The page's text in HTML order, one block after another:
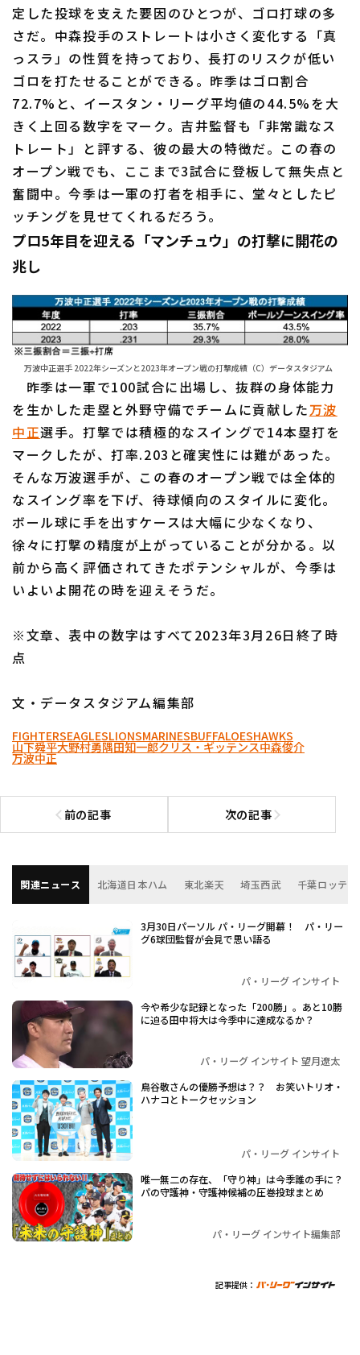
定した投球を支えた要因のひとつが、ゴロ打球の多
さだ。中森投手のストレートは小さく変化する「真
っスラ」の性質を持っており、長打のリスクが低い
ゴロを打たせることができる。昨季はゴロ割合
72.7%と、イースタン・リーグ平均値の44.5%を大
きく上回る数字をマーク。吉井監督も「非常識なス
トレート」と評する、彼の最大の特徴だ。この春の
オープン戦でも、ここまで3試合に登板して無失点と
奮闘中。今季は一軍の打者を相手に、堂々としたピ
ッチングを見せてくれるだろう。
プロ5年目を迎える「マンチュウ」の打撃に開花の
兆し
万波中正選手 2022年シーズンと2023年オープン戦の打撃成績（C）データスタジアム
昨季は一軍で100試合に出場し、抜群の身体能力
を生かした走塁と外野守備でチームに貢献した万波
中正選手。打撃では積極的なスイングで14本塁打を
マークしたが、打率.203と確実性には難があった。
そんな万波選手が、この春のオープン戦では全体的
なスイング率を下げ、待球傾向のスタイルに変化。
ボール球に手を出すケースは大幅に少なくなり、
徐々に打撃の精度が上がっていることが分かる。以
前から高く評価されてきたポテンシャルが、今季は
いよいよ開花の時を迎えそうだ。
※文章、表中の数字はすべて2023年3月26日終了時
点
文・データスタジアム編集部
FIGHTERSEAGLESLIONSMARINESBUFFALOESHAWKS
山下舜平大野村勇隅田知一郎クリス・ギッテンス中森俊介
万波中正
前の記事
前の記事へ 次の記事次の記事へ
関連ニュース 北海道日本ハム 東北楽天 埼玉西武 千葉ロッテ
3月30日パーソル パ・リーグ開幕！ パ・リー
グ6球団監督が会見で思い語る
パ・リーグ インサイト
今や希少な記録となった「200勝」。あと10勝
に迫る田中将大は今季中に達成なるか？
パ・リーグ インサイト 望月遼太
鳥谷敬さんの優勝予想は？？ お笑いトリオ・
ハナコとトークセッション
パ・リーグ インサイト
唯一無二の存在、「守り神」は今季誰の手に？
パの守護神・守護神候補の圧巻投球まとめ
パ・リーグ インサイト編集部
記事提供：